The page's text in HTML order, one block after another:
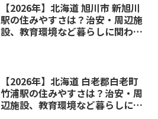
【2026年】北海道 旭川市 新旭川
駅の住みやすさは？治安・周辺施
設、教育環境など暮らしに関わる
【2026年】北海道 白老郡白老町
竹浦駅の住みやすさは？治安・周
辺施設、教育環境など暮らしに関